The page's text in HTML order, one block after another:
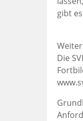
gibt
Die